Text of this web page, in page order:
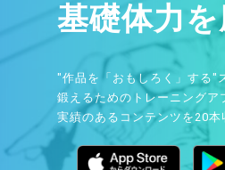
基礎体力を
"作品を「おもしろく」する"
鍛えるためのトレーニングア
実績のあるコンテンツを20本